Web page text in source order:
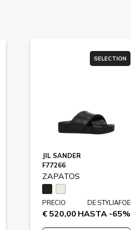
SELECTION
JIL SANDER
F77266
ZAPATOS
PRECIO
€ 520,00
DE STYLIAFOE
HASTA -65%